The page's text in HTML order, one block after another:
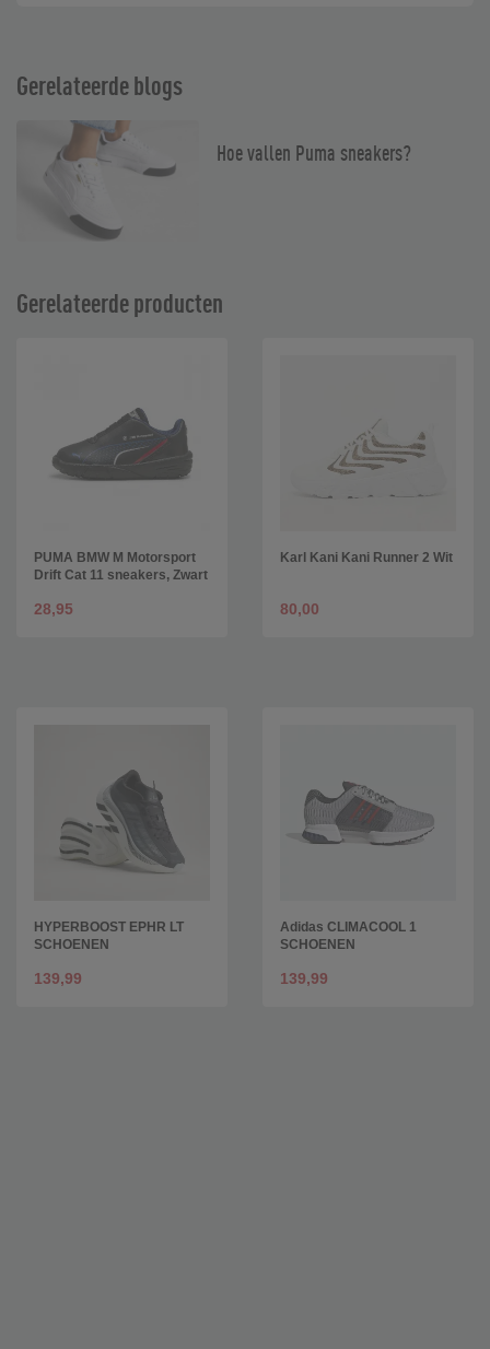
Gerelateerde blogs
Hoe vallen Puma sneakers?
Gerelateerde producten
PUMA BMW M Motorsport
Drift Cat 11 sneakers, Zwart
28,95
Karl Kani Kani Runner 2 Wit
80,00
HYPERBOOST EPHR LT
SCHOENEN
139,99
Adidas CLIMACOOL 1
SCHOENEN
139,99